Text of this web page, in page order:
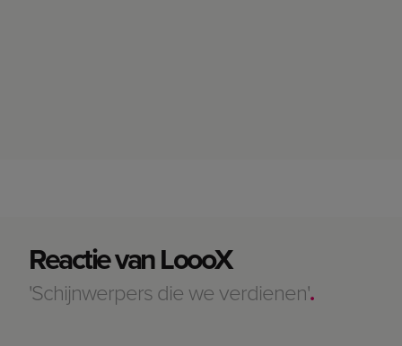
Reactie van LoooX
'Schijnwerpers die we verdienen'.